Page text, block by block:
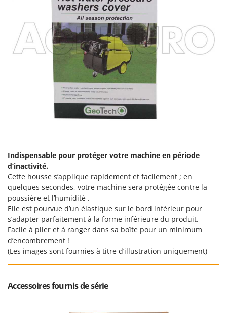
Tondeuses à Gazon
Tondeuses autoportées
Tondeuses débroussailleuses thermiques
Trancheuses
Trancheuses de sol
Transpalettes
Treuils de débardage
Tronçonneuses
Vêtements de Sécurité
Vibroculteurs à tracteur
Lampacrescia - MGM
Landxcape
LAR Casalinghi
M
M.A.I.BO.
Macom
Macte Ovens
Makita
MAMMAMIA
Marcato
Marina Systems
Masterpro
Indispensable pour protéger votre machine en période
d’inactivité.
Cette housse s’applique rapidement et facilement ; en
quelques secondes, votre machine sera protégée contre la
poussière et l’humidité .
Elle est pourvue d’un élastique sur le bord inférieur pour
s’adapter parfaitement à la forme inférieure du produit.
Facile à plier et à ranger dans sa boîte pour un minimum
d’encombrement !
(Les images sont fournies à titre d’illustration uniquement)
Accessoires fournis de série